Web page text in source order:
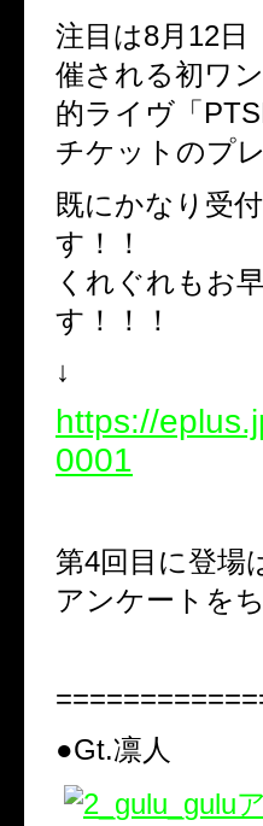
注目は8月12日
催される初ワ
的ライヴ「
チケットのプ
既にかなり受
す！！
くれぐれもお
す！！！
↓
https://
0001
第4回目に登場
アンケートを
●Gt.凛人